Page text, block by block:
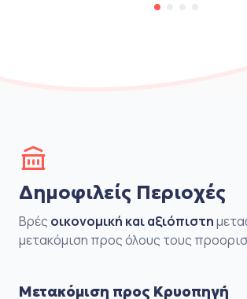
Δημοφιλείς Περιοχές
Βρές οικονομική και αξιόπιστη
μετακόμιση προς όλους τους
Μετακόμιση προς Κρυοπηγή